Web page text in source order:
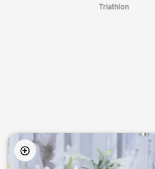
Triathlon